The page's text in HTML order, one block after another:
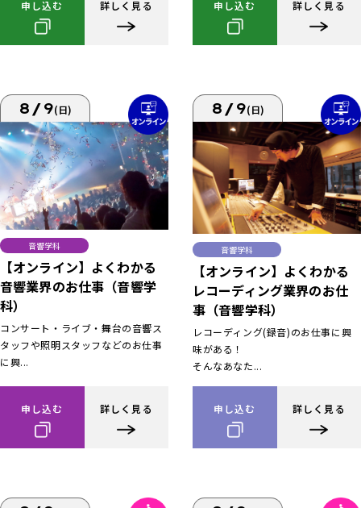
申し込む 詳しく見る 申し込む 詳しく見る
8/9(日)
音響学科
【オンライン】よくわかる
音響業界のお仕事（音響学
科）
コンサート・ライブ・舞台の音響ス
タッフや照明スタッフなどのお仕事
に興...
申し込む 詳しく見る
8/9(日)
音響学科
【オンライン】よくわかる
レコーディング業界のお仕
事（音響学科）
レコーディング(録音)のお仕事に興
味がある！
そんなあなた...
申し込む 詳しく見る